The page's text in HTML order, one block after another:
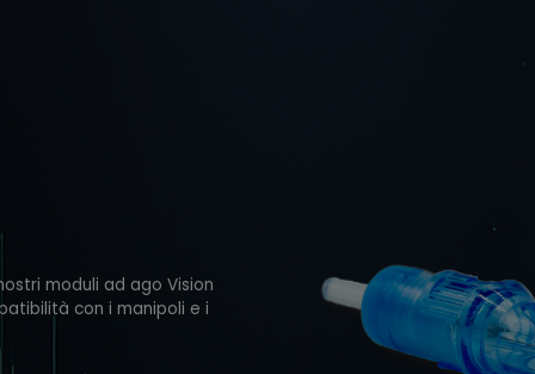
moduli ad ago Vision
con i manipoli e i